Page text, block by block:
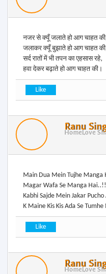
नजर से क्यूँ जलाते हो आग चाहत
जलाकर क्यूँ बुझाते हो आग चाहत
सर्द रातों में भी तपन का एहसास रहे,
हवा देकर बढ़ाते हो आग चाहत की।
Ranu
HomeLove
Main Dua Mein Tujhe Manga
Magar Wafa Se Manga Hai..!!
Kabhi Sajde Mein Jakar Pucho
K Maine Kis Kis Ada Se
Ranu
HomeLove